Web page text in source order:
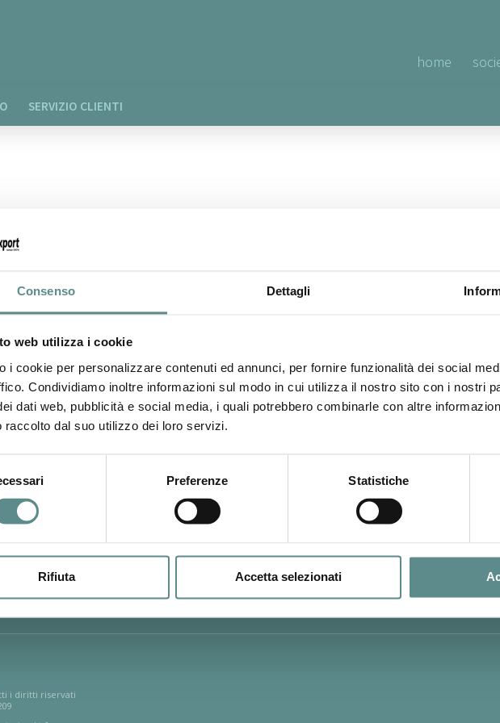
Consenso Dettagli
web utilizza i cookie
i cookie per personalizzare contenuti ed annunci, per fornire funzionalità dei social
Condividiamo inoltre informazioni sul modo in cui utilizza il nostro sito con i nostri
dati web, pubblicità e social media, i quali potrebbero combinarle con altre
raccolto dal suo utilizzo dei loro servizi.
Preferenze Statistiche
Rifiuta Accetta selezionati
home
SERVIZIO CLIENTI
cosmetica e del personal care
i diritti riservati